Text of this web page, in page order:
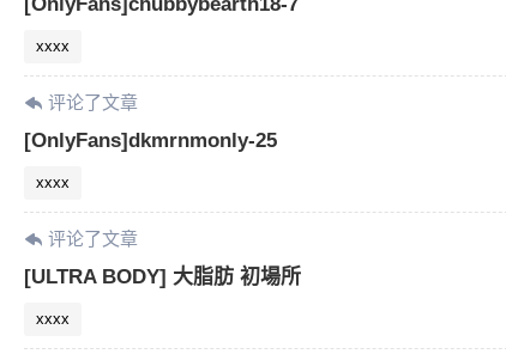
xxxx
评论了文章
[OnlyFans]dkmrnmonly-25
xxxx
评论了文章
[ULTRA BODY] 大脂肪 初場所
xxxx